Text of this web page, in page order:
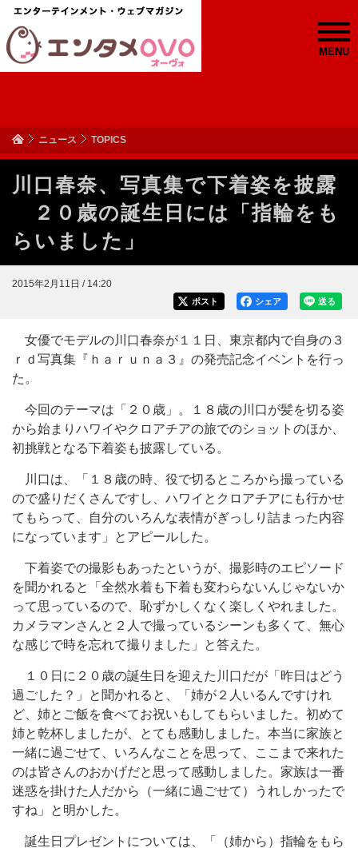
MENU
ニュース TOPICS
川口春奈、写真集で下着姿を披露
２０歳の誕生日には「指輪をも
らいました」
2015年2月11日 / 14:20
送る
シェア
ポスト
女優でモデルの川口春奈が１１日、東京都内で自身の３
ｒｄ写真集『ｈａｒｕｎａ３』の発売記念イベントを行っ
た。
今回のテーマは「２０歳」。１８歳の川口が髪を切る姿
から始まりハワイやクロアチアの旅でのショットのほか、
初挑戦となる下着姿も披露している。
川口は、「１８歳の時、役で切るところから撮っている
ので盛りだくさんですし、ハワイとクロアチアにも行かせ
てもらって、自分のいろんな表情がぎっしり詰まった内容
になっています」とアピールした。
下着姿での撮影もあったというが、撮影時のエピソード
を聞かれると「全然水着も下着も変わらないんじゃないか
って思っているので、恥ずかしくなく楽しくやれました。
カメラマンさんと２人で撮っているシーンも多くて、無心
な感じで時を忘れて撮りました」と答えた。
１０日に２０歳の誕生日を迎えた川口だが「昨日はどう
過ごした？」と聞かれると、「姉が２人いるんですけれ
ど、姉とご飯を食べてお祝いもしてもらいました。初めて
姉と乾杯しましたが、とても感動しました。本当に家族と
一緒に過ごせて、いろんなことを思って、ここまで来れた
のは皆さんのおかげだと思って感動しました。家族は一番
迷惑を掛けた人だから（一緒に過ごせて）うれしかったで
すね」と明かした。
誕生日プレゼントについては、「（姉から）指輪をもら